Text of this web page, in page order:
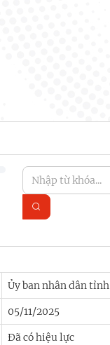
Ủy ban nhân dân tỉnh
05/11/2025
Đã có hiệu lực